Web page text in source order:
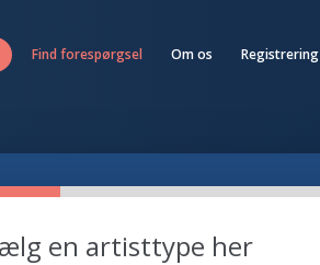
Find forespørgsel Om os Registrering
en artisttype her